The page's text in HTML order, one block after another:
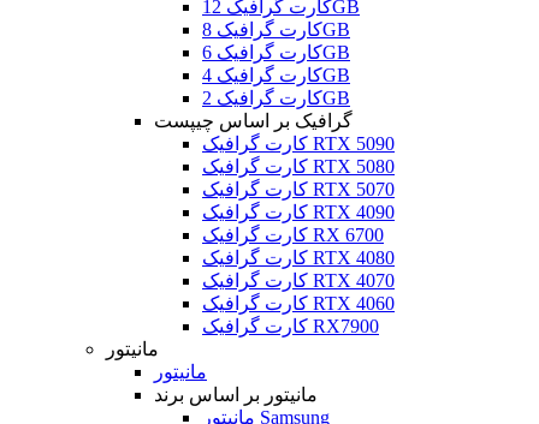
کارت گرافیک 12GB
کارت گرافیک 8GB
کارت گرافیک 6GB
کارت گرافیک 4GB
کارت گرافیک 2GB
گرافیک بر اساس چیپست
کارت گرافیک RTX 5090
کارت گرافیک RTX 5080
کارت گرافیک RTX 5070
کارت گرافیک RTX 4090
کارت گرافیک RX 6700
کارت گرافیک RTX 4080
کارت گرافیک RTX 4070
کارت گرافیک RTX 4060
کارت گرافیک RX7900
مانیتور
مانیتور
مانیتور بر اساس برند
مانیتور Samsung